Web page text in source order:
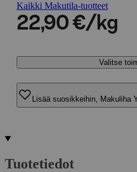
Kaikki Makutila-tuotteet
22,90 €/kg
Valitse
Lisää suosikkeihin, Makuliha
Tuotetiedot